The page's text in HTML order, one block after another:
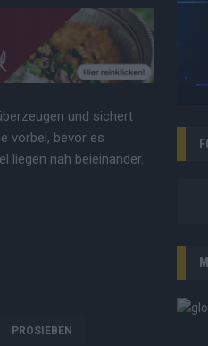
und sichert
vorbei, bevor es
liegen nah beieinander.
PROSIEBEN